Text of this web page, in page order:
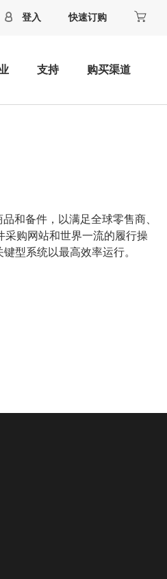
登入 快速订购
支持 购买渠道
和备件，以满足全球零售商、
购网站和世界一流的履行操
型系统以最高效率运行。